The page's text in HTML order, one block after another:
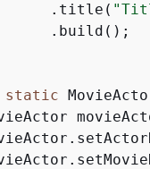
.title(
.build();
static